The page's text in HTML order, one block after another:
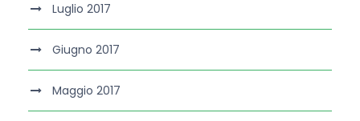
Luglio 2017
Giugno 2017
Maggio 2017